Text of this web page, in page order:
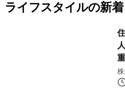
ライフスタイルの新着